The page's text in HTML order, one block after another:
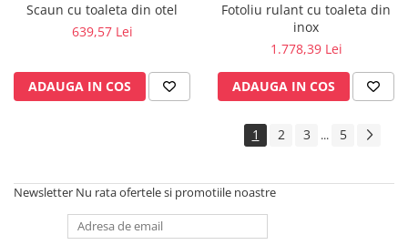
Alte dispozitive respiratorii
Clesti nazali
Dermatoscoape
Diapazon
Set ORL/Oftalmo
Lampi examinare
Scaun cu toaleta din otel
639,57 Lei
ADAUGA IN COS
Fotoliu rulant cu toaleta din
inox
1.778,39 Lei
ADAUGA IN COS
1 2 3 ... 5
Newsletter Nu rata ofertele si promotiile noastre